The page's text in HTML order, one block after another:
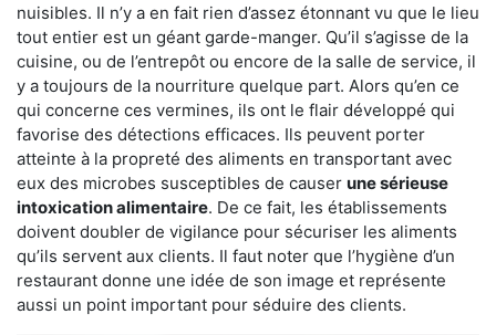
nuisibles. Il n’y a en fait rien d’assez étonnant vu que le lieu
tout entier est un géant garde-manger. Qu’il s’agisse de la
cuisine, ou de l’entrepôt ou encore de la salle de service, il
y a toujours de la nourriture quelque part. Alors qu’en ce
qui concerne ces vermines, ils ont le flair développé qui
favorise des détections efficaces. Ils peuvent porter
atteinte à la propreté des aliments en transportant avec
eux des microbes susceptibles de causer une sérieuse
intoxication alimentaire. De ce fait, les établissements
doivent doubler de vigilance pour sécuriser les aliments
qu’ils servent aux clients. Il faut noter que l’hygiène d’un
restaurant donne une idée de son image et représente
aussi un point important pour séduire des clients.